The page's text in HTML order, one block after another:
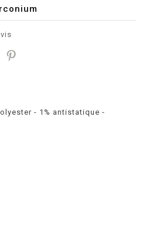
- 1% antistatique -